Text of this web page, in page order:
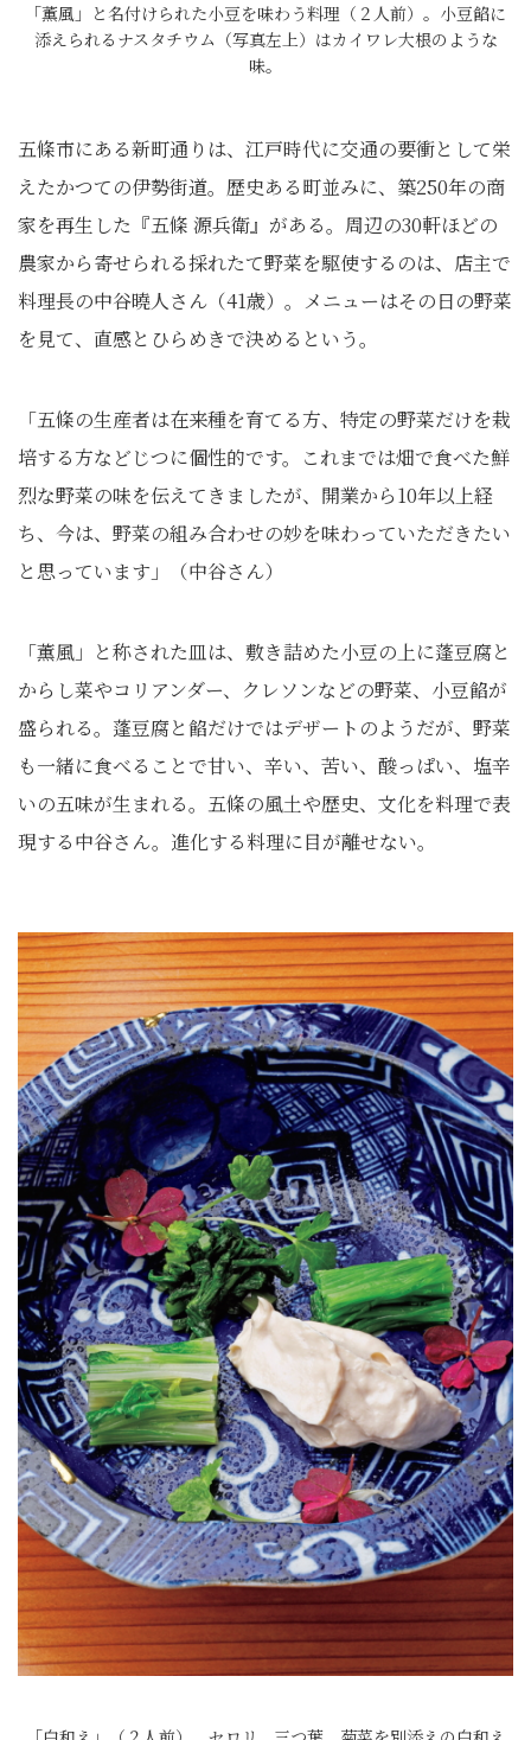
「薫風」と名付けられた小豆を味わう料理（２人前）。小豆餡に
添えられるナスタチウム（写真左上）はカイワレ大根のような
味。
五條市にある新町通りは、江戸時代に交通の要衝として栄
えたかつての伊勢街道。歴史ある町並みに、築250年の商
家を再生した『五條 源兵衛』がある。周辺の30軒ほどの
農家から寄せられる採れたて野菜を駆使するのは、店主で
料理長の中谷曉人さん（41歳）。メニューはその日の野菜
を見て、直感とひらめきで決めるという。
「五條の生産者は在来種を育てる方、特定の野菜だけを栽
培する方などじつに個性的です。これまでは畑で食べた鮮
烈な野菜の味を伝えてきましたが、開業から10年以上経
ち、今は、野菜の組み合わせの妙を味わっていただきたい
と思っています」（中谷さん）
「薫風」と称された皿は、敷き詰めた小豆の上に蓬豆腐と
からし菜やコリアンダー、クレソンなどの野菜、小豆餡が
盛られる。蓬豆腐と餡だけではデザートのようだが、野菜
も一緒に食べることで甘い、辛い、苦い、酸っぱい、塩辛
いの五味が生まれる。五條の風土や歴史、文化を料理で表
現する中谷さん。進化する料理に目が離せない。